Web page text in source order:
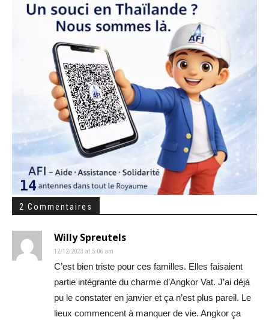
2 Commentaires
Willy Spreutels
12/12/2023 at 5:06 am
C’est bien triste pour ces familles. Elles faisaient
partie intégrante du charme d’Angkor Vat. J’ai déjà
pu le constater en janvier et ça n’est plus pareil. Le
lieux commencent à manquer de vie. Angkor ça